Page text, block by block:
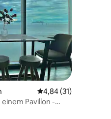
von 5, 92 Bewertungen
Durchschnittliche
4,84 (31)
Pavillon -